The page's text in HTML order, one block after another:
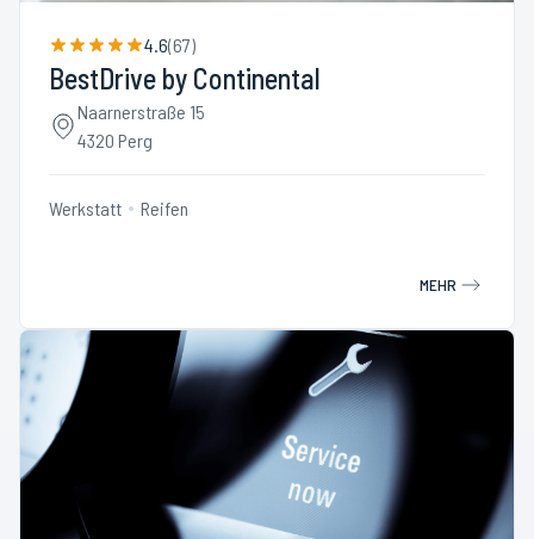
4.6(67)
BestDrive by Continental
Naarnerstraße 15
4320 Perg
Werkstatt Reifen
MEHR